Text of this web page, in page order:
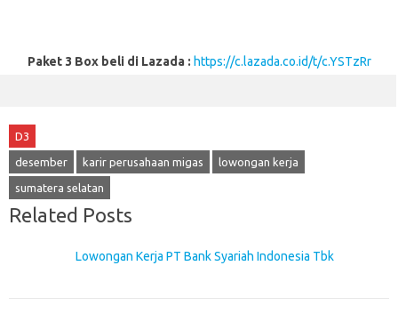
Paket 3 Box beli di Lazada : https://c.lazada.co.id/t/c.YSTzRr
D3
desember karir perusahaan migas lowongan kerja
sumatera selatan
Related Posts
Lowongan Kerja PT Bank Syariah Indonesia Tbk